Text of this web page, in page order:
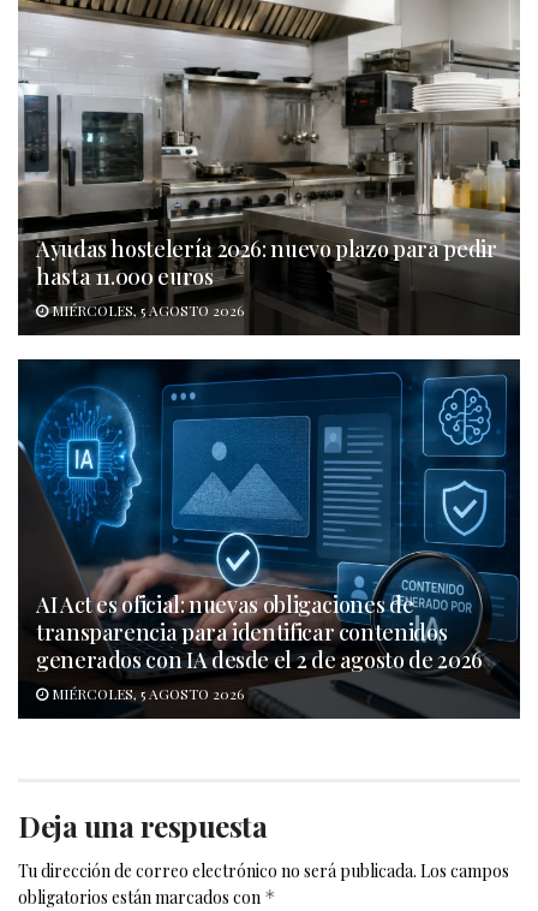
Ayudas hostelería 2026: nuevo plazo para pedir
hasta 11.000 euros
MIÉRCOLES, 5 AGOSTO 2026
AI Act es oficial: nuevas obligaciones de
transparencia para identificar contenidos
generados con IA desde el 2 de agosto de 2026
MIÉRCOLES, 5 AGOSTO 2026
Deja una respuesta
Tu dirección de correo electrónico no será publicada. Los campos
obligatorios están marcados con *